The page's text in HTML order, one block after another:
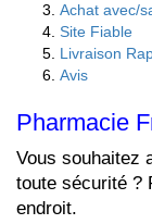
Achat avec/
Site Fiable
Livraison
Avis
Pharmacie
Vous souhaitez
toute sécurité ?
endroit.